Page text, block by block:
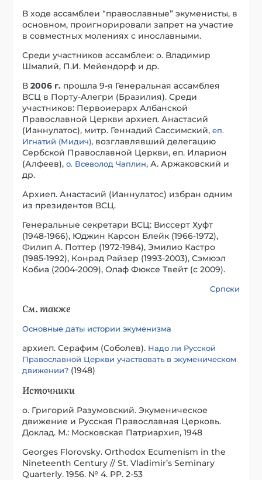
В ходе ассамблеи “православные” экуменисты, в
основном, проигнорировали запрет на участие
в совместных молениях с инославными.
Среди участников ассамблеи: о. Владимир
Шмалий, П.И. Мейендорф и др.
В2006 г. прошла 9-я Генеральная ассамблея
ВСЦ в Порту-Алегри (Бразилия). Среди
участников: Первоиерарх Албанской
Православной Церкви архиеп. Анастасий
(Ианнулатос), митр. Геннадий Сассимский,еп.
Игнатий (Мидич), возглавлявший делегацию
Сербской Православной Церкви, еп. Иларион
(Алфеев),о. Всеволод Чаплин, А. Аржаковский и
др.
Архиеп. Анастасий (Ианнулатос) избран одним
из президентов ВСЦ.
Генеральные секретари ВСЦ: Виссерт Хуфт
(1948-1966), Юджин Карсон Блейк (1966-1972),
Филип А. Поттер (1972-1984), Эмилио Кастро
(1985-1992), Конрад Райзер (1993-2003), Сэмюэл
Кобиа (2004-2009), Олаф Фюксе Твейт (с 2009).
Српски
См. также
Основные даты истории экуменизма
архиеп. Серафим (Соболев). Надо ли Русской
Православной Церкви участвовать в экуменическом
движении? (1948)
Источники
о. Григорий Разумовский. Экуменическое
движение и Русская Православная Церковь.
Доклад. М.: Московская Патриархия, 1948
Georges Florovsky. Orthodox Ecumenism in the
Nineteenth Century // St. Vladimir’s Seminary
Quarterly. 1956. № 4. PP. 2-53